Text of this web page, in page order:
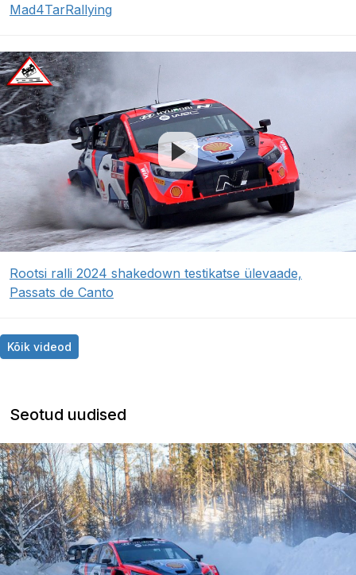
Mad4TarRallying
Rootsi ralli 2024 shakedown testikatse ülevaade,
Passats de Canto
Kõik videod
Seotud uudised